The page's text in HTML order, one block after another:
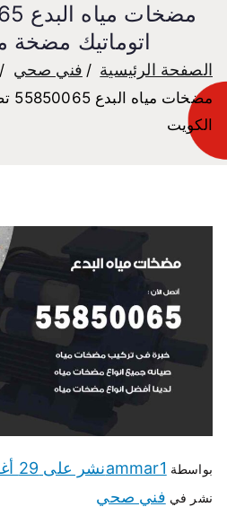
اتوماتيك مضخة
الصفحة الرئيسية فني صحي
الكويت
بواسطة ammar1نشر على 29 أغسطس، 2020
نشر في فني صحي